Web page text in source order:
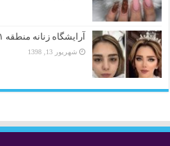
آرایشگاه زنانه منطقه ۱۱
شهریور 13, 1398